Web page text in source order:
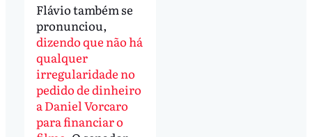
Flávio também se
pronunciou,
dizendo que não há
qualquer
irregularidade no
pedido de dinheiro
a Daniel Vorcaro
para financiar o